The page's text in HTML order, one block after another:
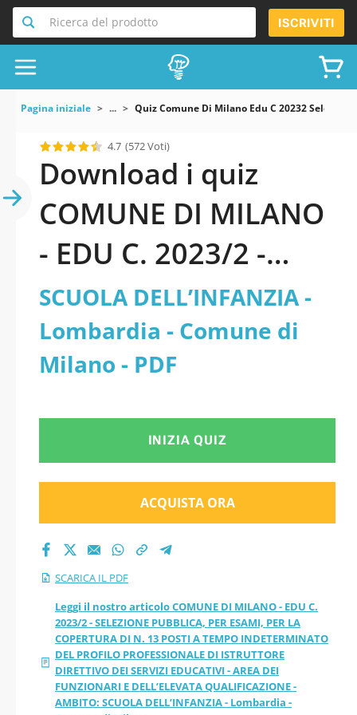
Ricerca del prodotto ISCRIVITI
Pagina iniziale ... Quiz Comune Di Milano Edu C 20232
4.7 (572 Voti)
Download i quiz
COMUNE DI MILANO
- EDU C. 2023/2 -
SELEZIONE
PUBBLICA, PER
ESAMI, PER LA
COPERTURA DI N. 13
POSTI A TEMPO
INDETERMINATO DEL
PROFILO
PROFESSIONALE DI
ISTRUTTORE
DIRETTIVO DEI
SERVIZI EDUCATIVI -
SCUOLA DELL’INFANZIA -
Lombardia - Comune di
Milano - PDF
INIZIA QUIZ
ACQUISTA ORA
SCARICA IL PDF
Leggi il nostro articolo COMUNE DI MILANO - EDU C.
2023/2 - SELEZIONE PUBBLICA, PER ESAMI, PER LA
COPERTURA DI N. 13 POSTI A TEMPO INDETERMINATO
DEL PROFILO PROFESSIONALE DI ISTRUTTORE
DIRETTIVO DEI SERVIZI EDUCATIVI - AREA DEI
FUNZIONARI E DELL’ELEVATA QUALIFICAZIONE -
AMBITO: SCUOLA DELL’INFANZIA - Lombardia -